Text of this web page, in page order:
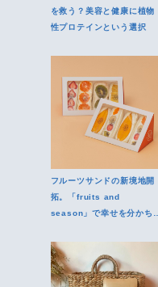
を救う？美容と健康に植物
性プロテインという選択
フルーツサンドの新境地開
拓。「fruits and
season」で幸せを分かち合